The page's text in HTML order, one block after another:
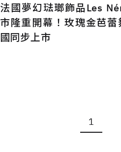
法國夢幻琺瑯飾品Les
市隆重開幕！玫瑰金芭
國同步上市
1